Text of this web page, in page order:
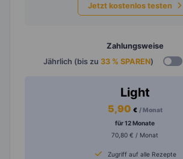
Jetzt kostenlos testen
Zahlungsweise
Jährlich (bis zu 33 % SPAREN)
Light
5,90 € / Monat
für 12 Monate
70,80 € / Monat
Zugriff auf alle Rezepte